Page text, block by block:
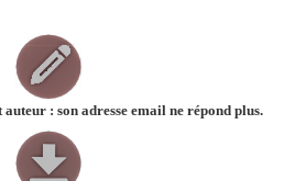
: son adresse email ne répond plus.